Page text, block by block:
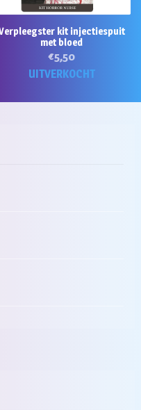
kit injectiespuit
met bloed
€5,50
UITVERKOCHT